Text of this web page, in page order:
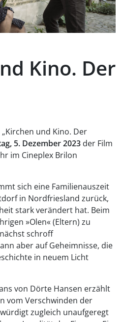
Kino. Der
und Kino. Der
5. Dezember 2023 der Film
im Cineplex Brilon
sich eine Familienauszeit
in Nordfriesland zurück,
stark verändert hat. Beim
»Olen« (Eltern) zu
schroff
aber auf Geheimnisse, die
in neuem Licht
von Dörte Hansen erzählt
vom Verschwinden der
zugleich unaufgeregt